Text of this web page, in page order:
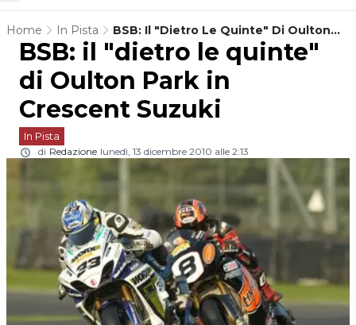
Home In Pista
BSB: Il "dietro Le Quinte" Di Oulton
Park In Crescent Suzuki
BSB: il "dietro le quinte"
di Oulton Park in
Crescent Suzuki
In Pista
di Redazione lunedì, 13 dicembre 2010 alle 2:13